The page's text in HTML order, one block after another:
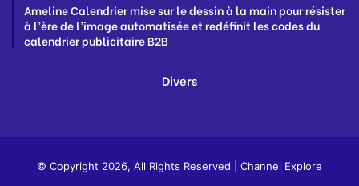
Ameline Calendrier mise sur le dessin à la main pour résister
à l’ère de l’image automatisée et redéfinit les codes du
calendrier publicitaire B2B
Divers
© Copyright 2026, All Rights Reserved | Channel Explore